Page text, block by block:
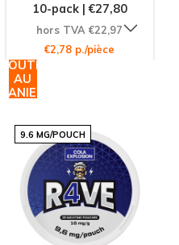
10-pack | €27,80
hors TVA €22,97
€2,78 p./pièce
AJOUTER
AU
PANIER
9.6 MG/POUCH